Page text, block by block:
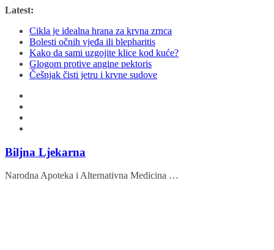
Skip
content
Latest:
Cikla je idealna hrana za krvna zrnca
Bolesti očnih vjeđa ili blepharitis
Kako da sami uzgojite klice kod kuće?
Glogom protive angine pektoris
Češnjak čisti jetru i krvne sudove
Biljna Ljekarna
Narodna Apoteka i Alternativna Medicina …